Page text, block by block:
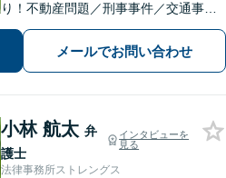
り！不動産問題／刑事事件／交通事故
／借金問題／労働問題／債権回収にも
注力。これまで培ったノウハウを最大
限に活かし、最善の解決へ尽力します
メールでお問い合わせ
小林 航太 弁
護士
インタビューを
見る
法律事務所ストレングス